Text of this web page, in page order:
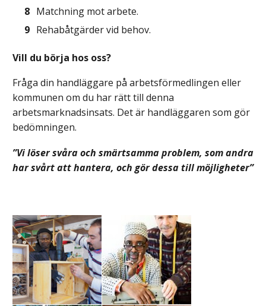
Matchning mot arbete.
Rehabåtgärder vid behov.
Vill du börja hos oss?
Fråga din handläggare på arbetsförmedlingen eller
kommunen om du har rätt till denna
arbetsmarknadsinsats. Det är handläggaren som gör
bedömningen.
”Vi löser svåra och smärtsamma problem, som andra
har svårt att hantera, och gör dessa till möjligheter”